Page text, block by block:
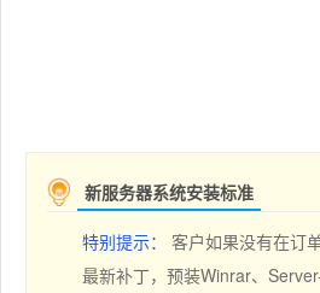
新服务器系统安装标准
特别提示：
客户如果没有在订
最新补丁，预装Winrar、